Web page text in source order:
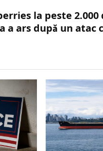
la peste 2.000
a ars după un atac